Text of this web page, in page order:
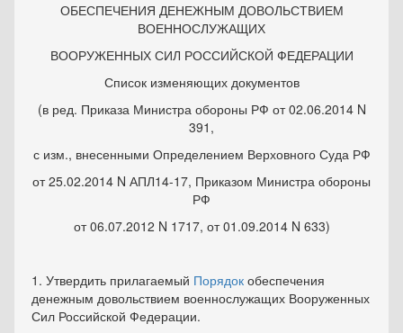
ОБЕСПЕЧЕНИЯ ДЕНЕЖНЫМ ДОВОЛЬСТВИЕМ
ВОЕННОСЛУЖАЩИХ
ВООРУЖЕННЫХ СИЛ РОССИЙСКОЙ ФЕДЕРАЦИИ
Список изменяющих документов
(в ред. Приказа Министра обороны РФ от 02.06.2014 N
391,
с изм., внесенными Определением Верховного Суда РФ
от 25.02.2014 N АПЛ14-17, Приказом Министра обороны
РФ
от 06.07.2012 N 1717, от 01.09.2014 N 633)
1. Утвердить прилагаемый Порядок обеспечения
денежным довольствием военнослужащих Вооруженных
Сил Российской Федерации.